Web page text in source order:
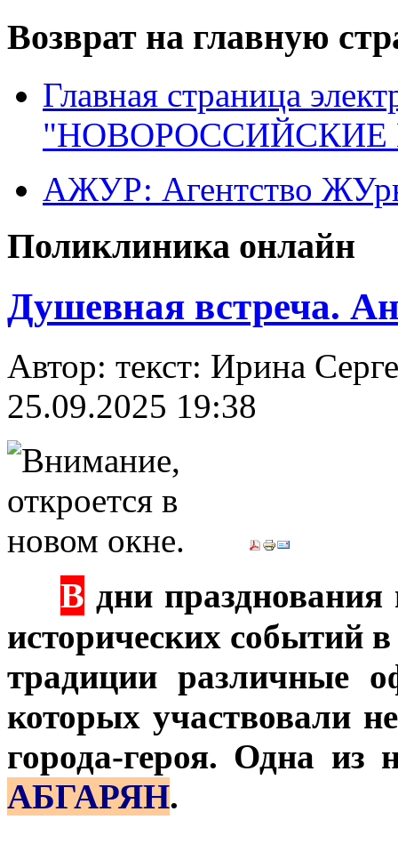
Возврат на главную
Главная страница
"НОВОРОССИЙСКИЕ
АЖУР: Агентство
Поликлиника онлайн
Душевная встреча.
Автор: текст: Ирина
25.09.2025 19:38
В дни
исторических событий
традиции различные
которых участвовали
города-героя. Одна из
АБГАРЯН.